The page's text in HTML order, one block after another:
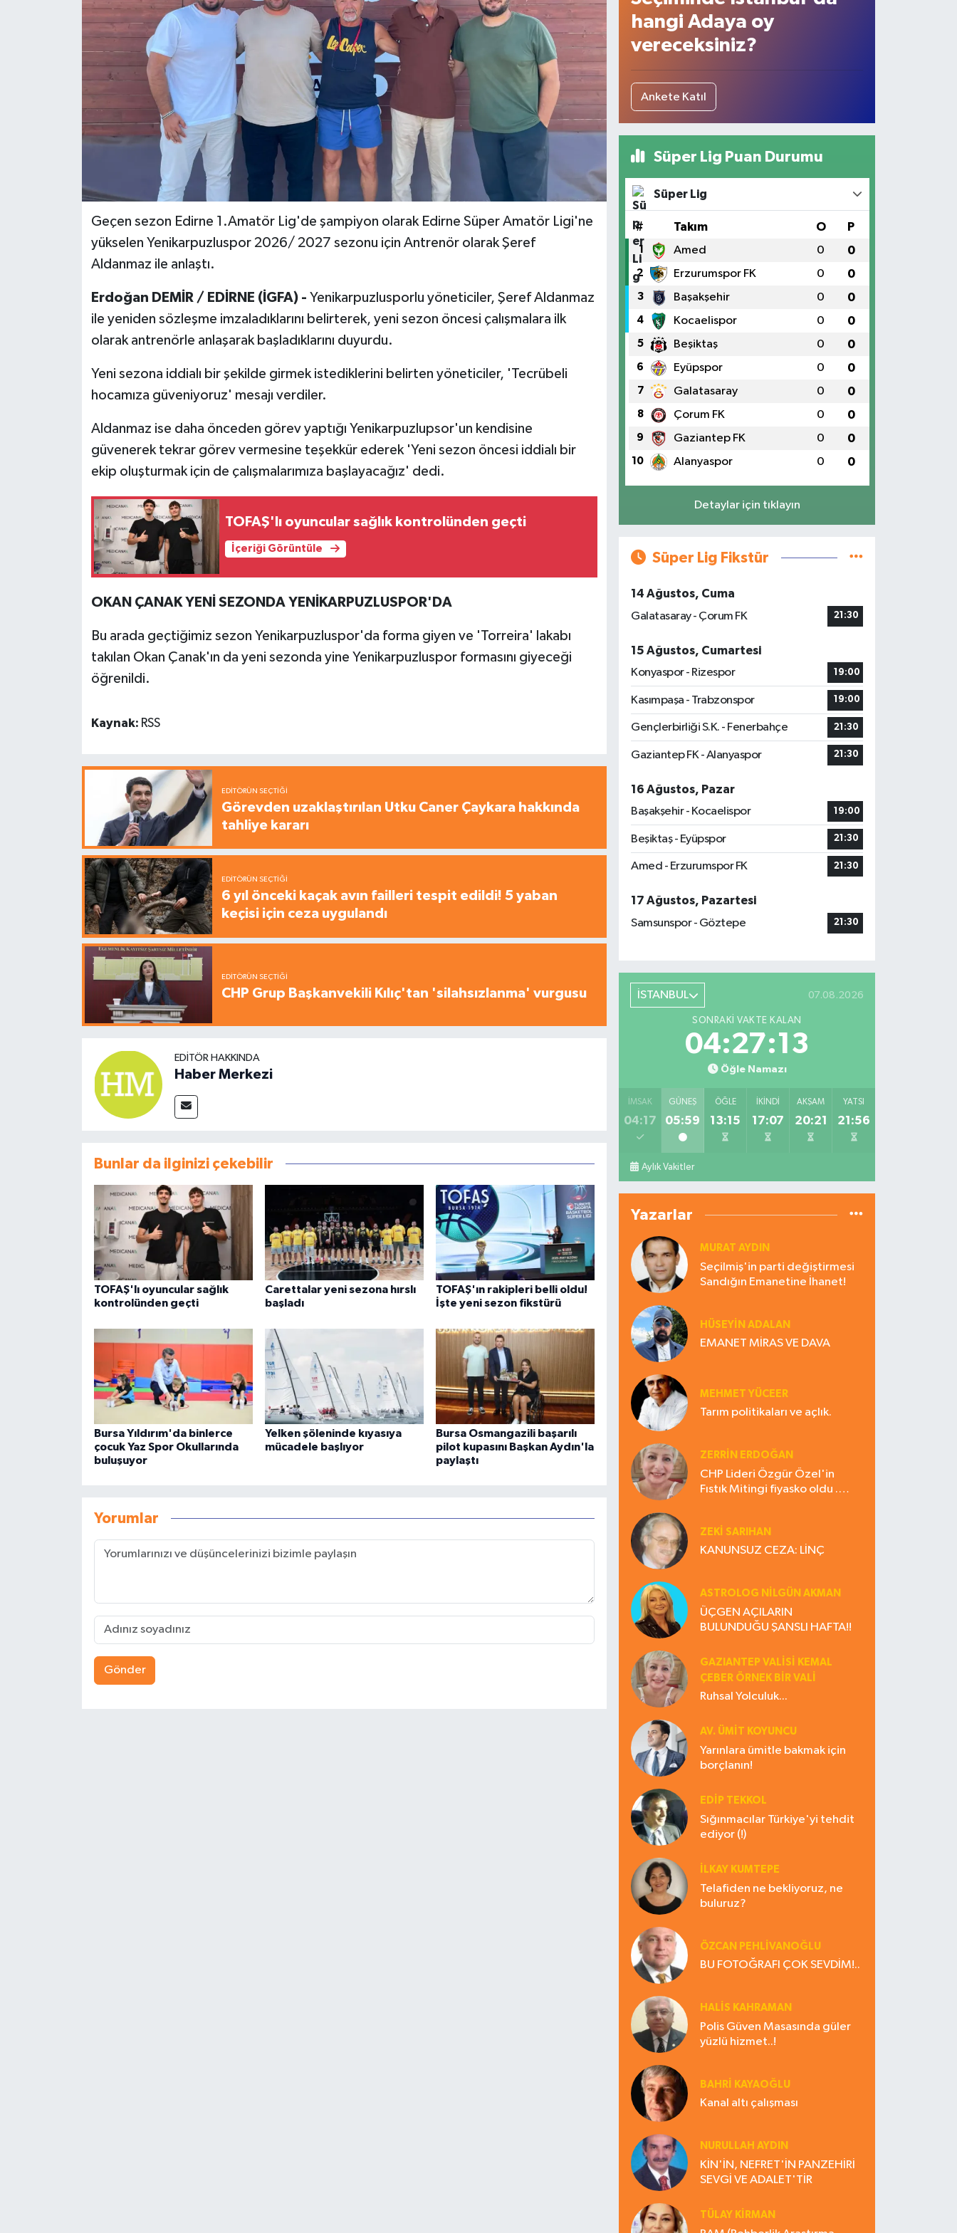
Geçen sezon Edirne 1.Amatör Lig'de şampiyon olarak Edirne Süper Amatör Ligi'ne
yükselen Yenikarpuzluspor 2026/ 2027 sezonu için Antrenör olarak Şeref
Aldanmaz ile anlaştı.
Erdoğan DEMİR / EDİRNE (İGFA) - Yenikarpuzlusporlu yöneticiler, Şeref Aldanmaz
ile yeniden sözleşme imzaladıklarını belirterek, yeni sezon öncesi çalışmalara ilk
olarak antrenörle anlaşarak başladıklarını duyurdu.
Yeni sezona iddialı bir şekilde girmek istediklerini belirten yöneticiler, 'Tecrübeli
hocamıza güveniyoruz' mesajı verdiler.
Aldanmaz ise daha önceden görev yaptığı Yenikarpuzlupsor'un kendisine
güvenerek tekrar görev vermesine teşekkür ederek 'Yeni sezon öncesi iddialı bir
ekip oluşturmak için de çalışmalarımıza başlayacağız' dedi.
TOFAŞ'lı oyuncular sağlık kontrolünden geçti
İçeriği Görüntüle
OKAN ÇANAK YENİ SEZONDA YENİKARPUZLUSPOR'DA
Bu arada geçtiğimiz sezon Yenikarpuzluspor'da forma giyen ve 'Torreira' lakabı
takılan Okan Çanak'ın da yeni sezonda yine Yenikarpuzluspor formasını giyeceği
öğrenildi.
Kaynak: RSS
EDITÖRÜN SEÇTIĞI
Görevden uzaklaştırılan Utku Caner Çaykara hakkında
tahliye kararı
EDITÖRÜN SEÇTIĞI
6 yıl önceki kaçak avın failleri tespit edildi! 5 yaban
keçisi için ceza uygulandı
EDITÖRÜN SEÇTIĞI
CHP Grup Başkanvekili Kılıç'tan 'silahsızlanma' vurgusu
EDITÖR HAKKINDA
Haber Merkezi
Bunlar da ilginizi çekebilir
TOFAŞ'lı oyuncular sağlık
kontrolünden geçti
Carettalar yeni sezona hırslı
başladı
TOFAŞ'ın rakipleri belli oldu!
İşte yeni sezon fikstürü
Bursa Yıldırım'da binlerce
çocuk Yaz Spor Okullarında
buluşuyor
Yelken şöleninde kıyasıya
mücadele başlıyor
Bursa Osmangazili başarılı
pilot kupasını Başkan Aydın'la
paylaştı
Yorumlar
Gönder
hangi Adaya oy
vereceksiniz?
Ankete Katıl
Süper Lig Puan Durumu
Süper Lig
# Takım O P
1 Amed 0 0
2 Erzurumspor FK 0 0
3 Başakşehir 0 0
4 Kocaelispor 0 0
5 Beşiktaş 0 0
6 Eyüpspor 0 0
7 Galatasaray 0 0
8 Çorum FK 0 0
9 Gaziantep FK 0 0
10 Alanyaspor 0 0
Detaylar için tıklayın
Süper Lig Fikstür
14 Ağustos, Cuma
Galatasaray - Çorum FK
21:30
15 Ağustos, Cumartesi
Konyaspor - Rizespor
19:00
Kasımpaşa - Trabzonspor 19:00
Gençlerbirliği S.K. - Fenerbahçe 21:30
Gaziantep FK - Alanyaspor 21:30
16 Ağustos, Pazar
Başakşehir - Kocaelispor
19:00
Beşiktaş - Eyüpspor 21:30
Amed - Erzurumspor FK 21:30
17 Ağustos, Pazartesi
Samsunspor - Göztepe
21:30
İSTANBUL 07.08.2026
SONRAKI VAKTE KALAN
04:27:12
Öğle Namazı
İMSAK
04:17
GÜNEŞ
05:59
ÖĞLE
13:15
İKINDI
17:07
AKŞAM
20:21
YATSI
21:56
Aylık Vakitler
Yazarlar
MURAT AYDIN
Seçilmiş'in parti değiştirmesi
Sandığın Emanetine İhanet!
HÜSEYIN ADALAN
EMANET MİRAS VE DAVA
MEHMET YÜCEER
Tarım politikaları ve açlık.
ZERRIN ERDOĞAN
CHP Lideri Özgür Özel'in
Fıstık Mitingi fiyasko oldu .
ZEKI SARIHAN
KANUNSUZ CEZA: LİNÇ
ASTROLOG NILGÜN AKMAN
ÜÇGEN AÇILARIN
BULUNDUĞU ŞANSLI HAFTA!!
GAZIANTEP VALISI KEMAL
ÇEBER ÖRNEK BİR VALİ
Ruhsal Yolculuk...
AV. ÜMIT KOYUNCU
Yarınlara ümitle bakmak için
borçlanın!
EDIP TEKKOL
Sığınmacılar Türkiye'yi tehdit
ediyor (!)
İLKAY KUMTEPE
Telafiden ne bekliyoruz, ne
buluruz?
ÖZCAN PEHLİVANOĞLU
BU FOTOĞRAFI ÇOK SEVDİM!..
HALIS KAHRAMAN
Polis Güven Masasında güler
yüzlü hizmet..!
BAHRI KAYAOĞLU
Kanal altı çalışması
NURULLAH AYDIN
KİN'İN, NEFRET'İN PANZEHİRİ
SEVGİ VE ADALET'TİR
TÜLAY KİRMAN